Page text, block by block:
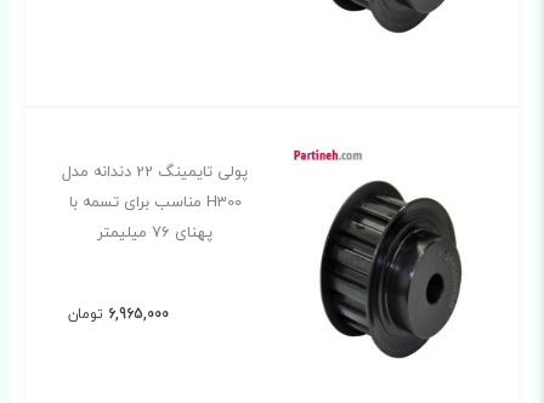
پولی تایمینگ 22 دندانه مدل
H300 مناسب برای تسمه با
پهنای 76 میلیمتر
6,965,000 تومان